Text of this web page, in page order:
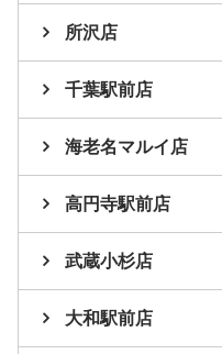
所沢店
千葉駅前店
海老名マルイ店
高円寺駅前店
武蔵小杉店
大和駅前店